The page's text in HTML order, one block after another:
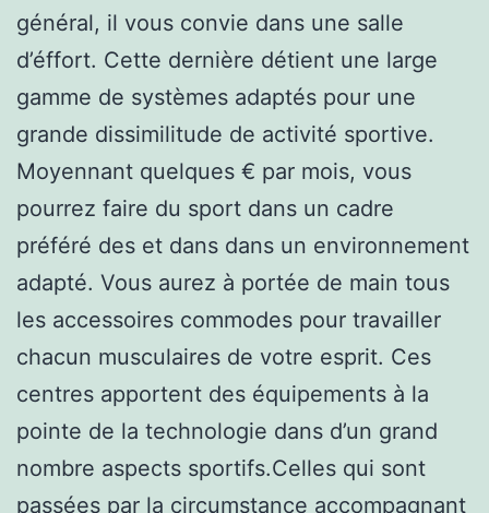
général, il vous convie dans une salle
d’éffort. Cette dernière détient une large
gamme de systèmes adaptés pour une
grande dissimilitude de activité sportive.
Moyennant quelques € par mois, vous
pourrez faire du sport dans un cadre
préféré des et dans dans un environnement
adapté. Vous aurez à portée de main tous
les accessoires commodes pour travailler
chacun musculaires de votre esprit. Ces
centres apportent des équipements à la
pointe de la technologie dans d’un grand
nombre aspects sportifs.Celles qui sont
passées par la circumstance accompagnant